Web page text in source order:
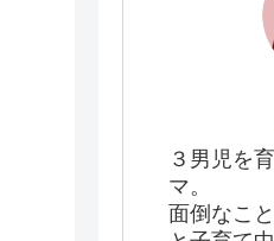
３男児を
マ。
面倒なこ